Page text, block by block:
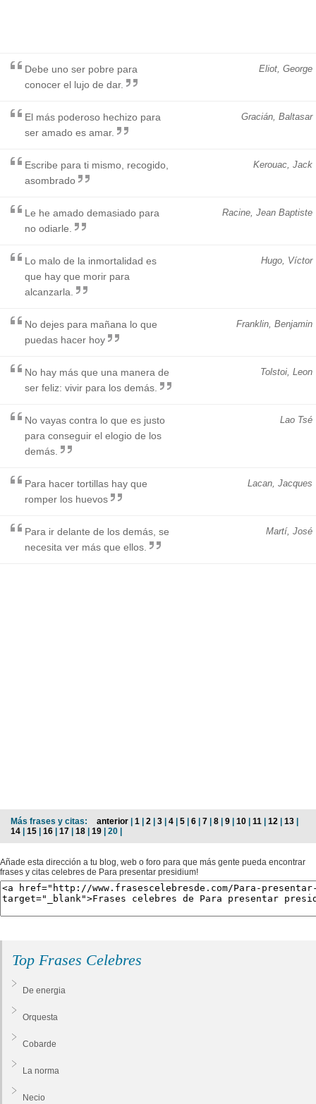
Eliot, George
Debe uno ser pobre para
conocer el lujo de dar.
Gracián, Baltasar
El más poderoso hechizo para
ser amado es amar.
Kerouac, Jack
Escribe para ti mismo, recogido,
asombrado
Racine, Jean Baptiste
Le he amado demasiado para
no odiarle.
Hugo, Víctor
Lo malo de la inmortalidad es
que hay que morir para
alcanzarla.
Franklin, Benjamin
No dejes para mañana lo que
puedas hacer hoy
Tolstoi, Leon
No hay más que una manera de
ser feliz: vivir para los demás.
Lao Tsé
No vayas contra lo que es justo
para conseguir el elogio de los
demás.
Lacan, Jacques
Para hacer tortillas hay que
romper los huevos
Martí, José
Para ir delante de los demás, se
necesita ver más que ellos.
Más frases y citas: anterior | 1 | 2 | 3 | 4 | 5 | 6 | 7 | 8 | 9 | 10 | 11 | 12 | 13 |
14 | 15 | 16 | 17 | 18 | 19 | 20 |
Añade esta dirección a tu blog, web o foro para que más gente pueda encontrar
frases y citas celebres de Para presentar presidium!
Top Frases Celebres
De energia
Orquesta
Cobarde
La norma
Necio